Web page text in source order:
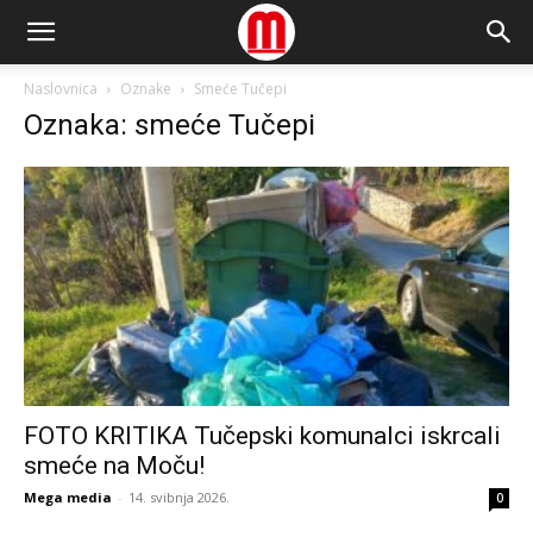
Naslovnica Oznake Smeće Tučepi
Oznaka: smeće Tučepi
FOTO KRITIKA Tučepski komunalci iskrcali
smeće na Moču!
Mega media - 14. svibnja 2026. 0